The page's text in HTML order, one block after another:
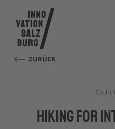
ZURÜCK
06.
Hiking for